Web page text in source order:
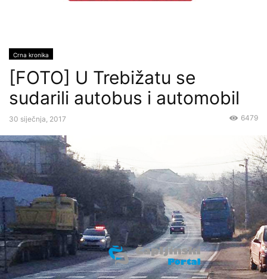
Crna kronika
[FOTO] U Trebižatu se
sudarili autobus i automobil
30 siječnja, 2017 6479